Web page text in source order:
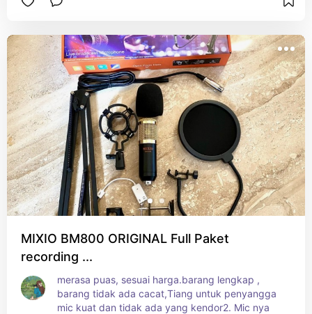
MIXIO BM800 ORIGINAL Full Paket
recording ...
merasa puas, sesuai harga.barang lengkap ,
barang tidak ada cacat,Tiang untuk penyangga
mic kuat dan tidak ada yang kendor2. Mic nya